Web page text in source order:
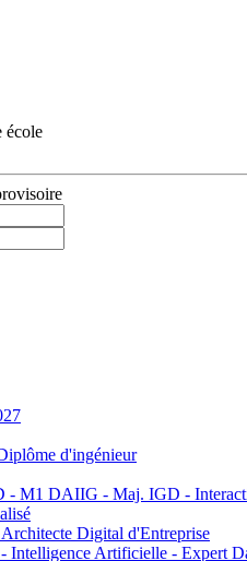
école
d'ingénieur
- M1 DAIIG - Maj. IGD -
Digital d'Entreprise
Intelligence Artificielle - Expert